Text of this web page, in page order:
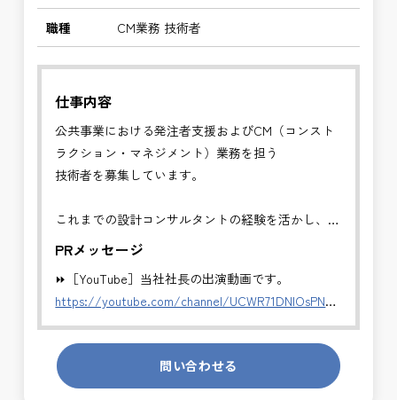
職種 CM業務 技術者
仕事内容
公共事業における発注者支援およびCM（コンスト
ラクション・マネジメント）業務を担う
技術者を募集しています。
これまでの設計コンサルタントの経験を活かし、発
注者側でキャリアアップできるポジションです
✅CM業務（コンストラクション・マネジメント）
・発注者の立場で、工事全体の管理・統括を行いま
す。
・工事費・工程・品質・安全の総合管理
・施工計画および設計変更内容の確認
PRメッセージ
⏩［YouTube］当社社長の出演動画です。
https://youtube.com/channel/
発注者側の立場で業務を行う、やりがいのあるお仕
事です。
長期的にお仕事が出来る方を募集しております。
問い合わせる